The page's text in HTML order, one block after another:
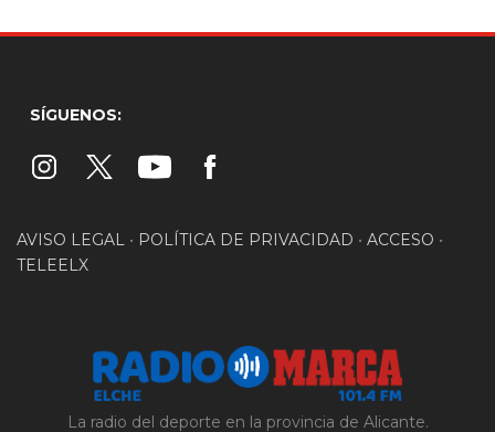
SÍGUENOS:
AVISO LEGAL • POLÍTICA DE PRIVACIDAD • ACCESO •
TELEELX
La radio del deporte en la provincia de Alicante.